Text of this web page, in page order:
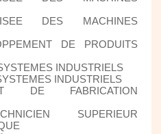
DES MACHINES
DE PRODUITS
INDUSTRIELS
INDUSTRIELS
DE FABRICATION
SUPERIEUR